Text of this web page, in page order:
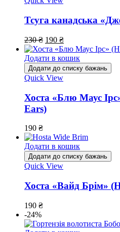
Тсуга канадська
230₴ 190 ₴
Додати в кошик
Додати до списку бажань
Quick View
Хоста «Блю Маус
Ears)
190 ₴
Додати в кошик
Додати до списку бажань
Quick View
Хоста «Вайд Брім»
190 ₴
-24%